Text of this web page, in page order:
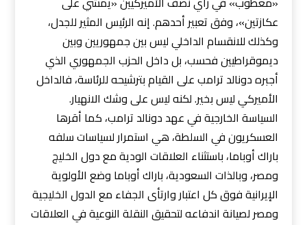
عكازتين»، وفق تعبير أحدهم. إنه الرئيس المثير للجدل،
وكذلك للانقسام الداخلي ليس بين جمهوريين وبين
ديموقراطيين فحسب، بل داخل الحزب الجمهوري الذي
أجبره دونالد ترامب على القيام بترشيحه للرئاسة، فالداخل
الأميركي ليس بخير. لكنه ليس على وشك الانهيار.
السياسة الخارجية في عهد دونالد ترامب، كما أقرها
العسكريون في السلطة، هي استمرار لسياسات سلفه
باراك أوباما، باستثناء العلاقات الودية مع دول الخليج
ومصر، وبالذات السعودية، باراك أوباما وضع الأولوية
الإيرانية فوق كل اعتبار وارتأى الجفاء مع الدول الخليجية
ومصر لصيانة اندفاعه لتحقيق النقلة النوعية في العلاقات